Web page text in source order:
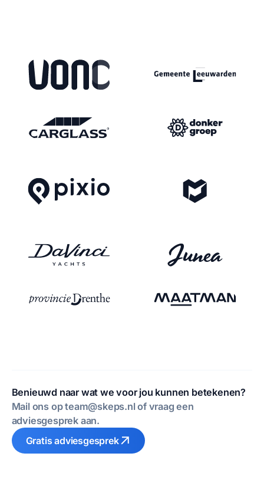
Benieuwd naar wat we voor jou kunnen betekenen?
Mail ons op team@skeps.nl of vraag een
adviesgesprek aan.
Gratis adviesgesprek